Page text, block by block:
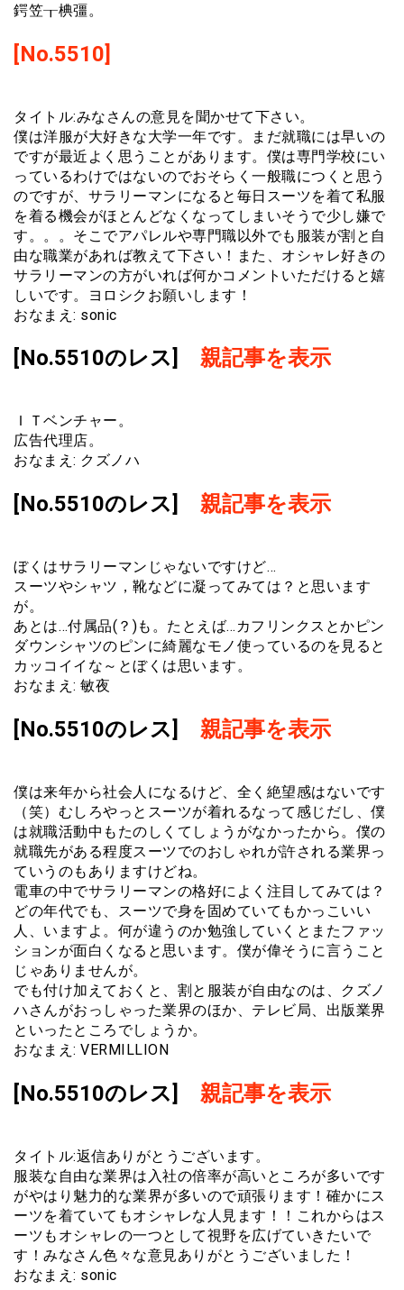
鍔笠┰椣彊。
[No.5510]
タイトル:みなさんの意見を聞かせて下さい。
僕は洋服が大好きな大学一年です。まだ就職には早いの
ですが最近よく思うことがあります。僕は専門学校にい
っているわけではないのでおそらく一般職につくと思う
のですが、サラリーマンになると毎日スーツを着て私服
を着る機会がほとんどなくなってしまいそうで少し嫌で
す。。。そこでアパレルや専門職以外でも服装が割と自
由な職業があれば教えて下さい！また、オシャレ好きの
サラリーマンの方がいれば何かコメントいただけると嬉
しいです。ヨロシクお願いします！
おなまえ: sonic
[No.5510のレス] 親記事を表示
ＩＴベンチャー。
広告代理店。
おなまえ: クズノハ
[No.5510のレス] 親記事を表示
ぼくはサラリーマンじゃないですけど…
スーツやシャツ，靴などに凝ってみては？と思います
が。
あとは…付属品(？)も。たとえば…カフリンクスとかピン
ダウンシャツのピンに綺麗なモノ使っているのを見ると
カッコイイな～とぼくは思います。
おなまえ: 敏夜
[No.5510のレス] 親記事を表示
僕は来年から社会人になるけど、全く絶望感はないです
（笑）むしろやっとスーツが着れるなって感じだし、僕
は就職活動中もたのしくてしょうがなかったから。僕の
就職先がある程度スーツでのおしゃれが許される業界っ
ていうのもありますけどね。
電車の中でサラリーマンの格好によく注目してみては？
どの年代でも、スーツで身を固めていてもかっこいい
人、いますよ。何が違うのか勉強していくとまたファッ
ションが面白くなると思います。僕が偉そうに言うこと
じゃありませんが。
でも付け加えておくと、割と服装が自由なのは、クズノ
ハさんがおっしゃった業界のほか、テレビ局、出版業界
といったところでしょうか。
おなまえ: VERMILLION
[No.5510のレス] 親記事を表示
タイトル:返信ありがとうございます。
服装な自由な業界は入社の倍率が高いところが多いです
がやはり魅力的な業界が多いので頑張ります！確かにス
ーツを着ていてもオシャレな人見ます！！これからはス
ーツもオシャレの一つとして視野を広げていきたいで
す！みなさん色々な意見ありがとうございました！
おなまえ: sonic